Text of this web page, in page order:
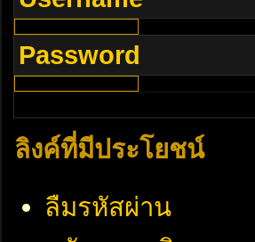
Password
ลิงค์ที่มีประโยชน์
ลืมรหัสผ่าน